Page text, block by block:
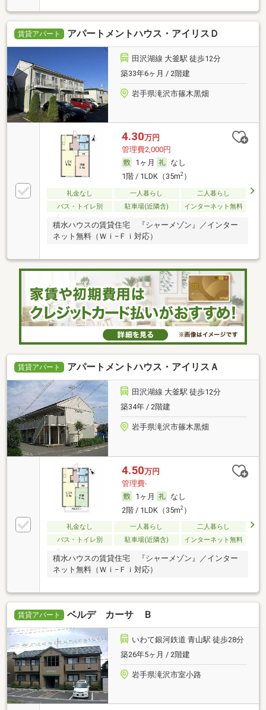
賃貸アパート アパートメントハウス・アイリスＤ
田沢湖線 大釜駅 徒歩12分
築33年6ヶ月 / 2階建
岩手県滝沢市篠木黒畑
4.30万円
管理費2,000円
1ヶ月
なし
1階 / 1LDK（35m2）
礼金なし 一人暮らし
二人暮らし
バス・トイレ別
駐車場(近隣含) インターネット無料
積水ハウスの賃貸住宅 『シャーメゾン』／インター
ネット無料（Ｗｉ−Ｆｉ対応）
賃貸アパート アパートメントハウス・アイリスＡ
田沢湖線 大釜駅 徒歩12分
築34年 / 2階建
岩手県滝沢市篠木黒畑
4.50万円
管理費-
1ヶ月
なし
2階 / 1LDK（35m2）
礼金なし 一人暮らし
二人暮らし
バス・トイレ別
駐車場(近隣含) インターネット無料
積水ハウスの賃貸住宅 『シャーメゾン』／インター
ネット無料（Ｗｉ−Ｆｉ対応）
賃貸アパート ベルデ カーサ Ｂ
いわて銀河鉄道 青山駅 徒歩28分
築26年5ヶ月 / 2階建
岩手県滝沢市室小路